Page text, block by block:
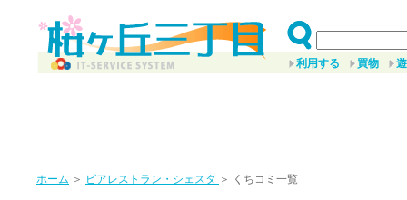
利用する 買物
ホーム ＞ ビアレストラン・シェスタ ＞ くちコミ一覧